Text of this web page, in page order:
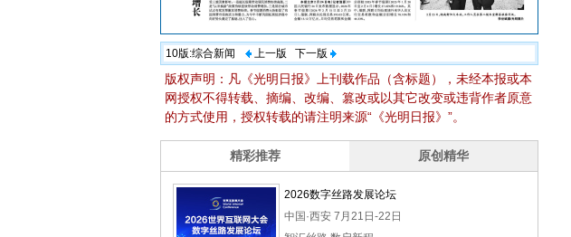
10版:综合新闻 上一版 下一版
版权声明：凡《光明日报》上刊载作品（含标题），未经本报或本
网授权不得转载、摘编、改编、篡改或以其它改变或违背作者原意
的方式使用，授权转载的请注明来源“《光明日报》”。